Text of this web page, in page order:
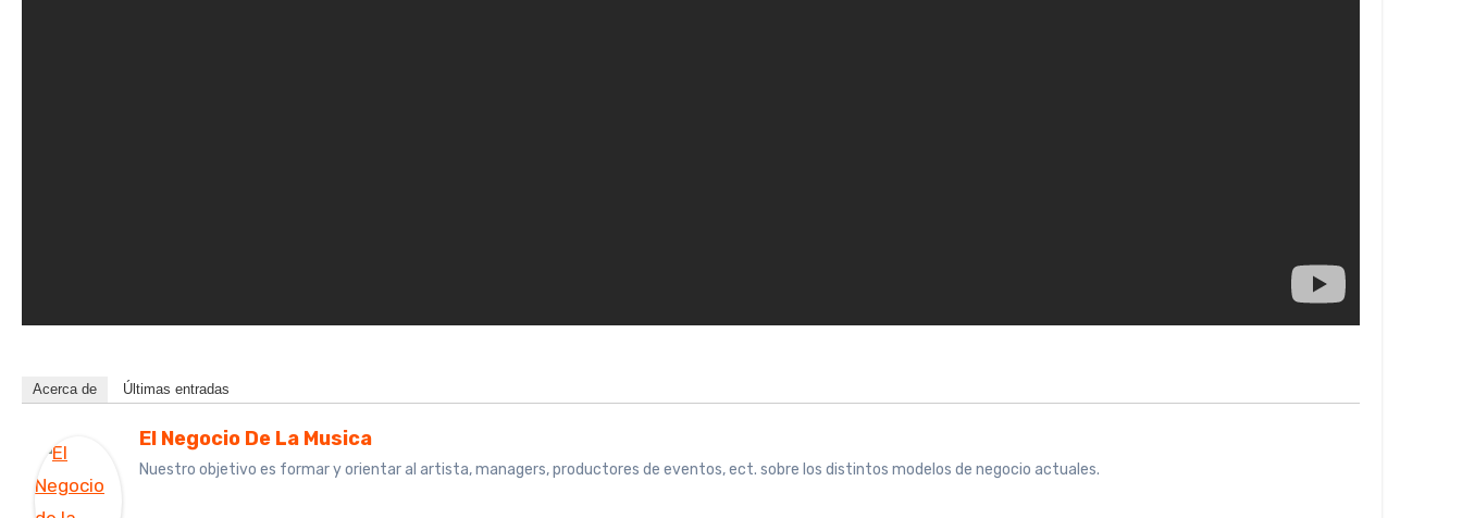
Acerca de Últimas entradas
El Negocio De La Musica
Nuestro objetivo es formar y orientar al artista, managers, productores de eventos, ect. sobre los distintos modelos de negocio actuales.